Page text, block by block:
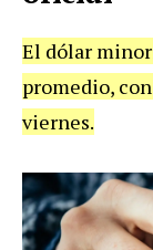
El dólar
promedio,
viernes.